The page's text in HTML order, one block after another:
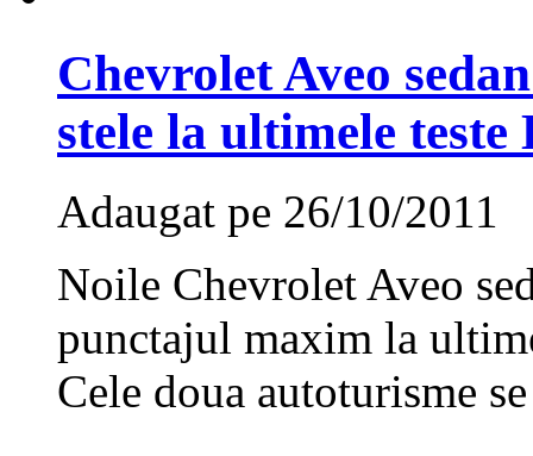
Chevrolet Aveo
stele la ultimele
Adaugat pe 26/10/2011
Noile Chevrolet Aveo
punctajul maxim la
Cele doua autoturisme